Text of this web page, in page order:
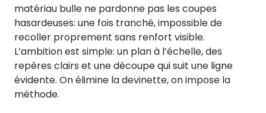
matériau bulle ne pardonne pas les coupes
hasardeuses: une fois tranché, impossible de
recoller proprement sans renfort visible.
L’ambition est simple: un plan à l’échelle, des
repères clairs et une découpe qui suit une ligne
évidente. On élimine la devinette, on impose la
méthode.